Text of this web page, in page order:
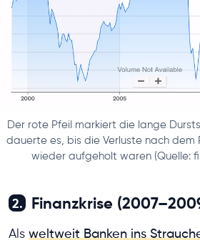
Der rote Pfeil markiert die lange
dauerte es, bis die Verluste nach dem
wieder aufgeholt waren (Quelle:
2. Finanzkrise
Als weltweit Banken ins